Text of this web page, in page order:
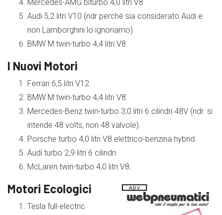
Mercedes-AMG biturbo 4,0 litri V8.
Audi 5,2 litri V10 (ndr perchè sia considerato Audi e
non Lamborghini lo ignoriamo).
BMW M twin-turbo 4,4 litri V8.
I Nuovi Motori
Ferrari 6,5 litri V12.
BMW M twin-turbo 4,4 litri V8.
Mercedes-Benz twin-turbo 3,0 litri 6 cilindri 48V (ndr. si
intende 48 volts, non 48 valvole).
Porsche turbo 4,0 litri V8 elettrico-benzina hybrid.
Audi turbo 2,9 litri 6 cilindri.
McLaren twin-turbo 4,0 litri V8.
Motori Ecologici
Tesla full-electric